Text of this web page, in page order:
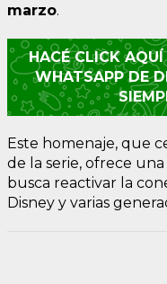
marzo.
HACÉ CLICK
WHATSAPP DE
Este homenaje, que
de la serie, ofrece
busca reactivar la
Disney y varias